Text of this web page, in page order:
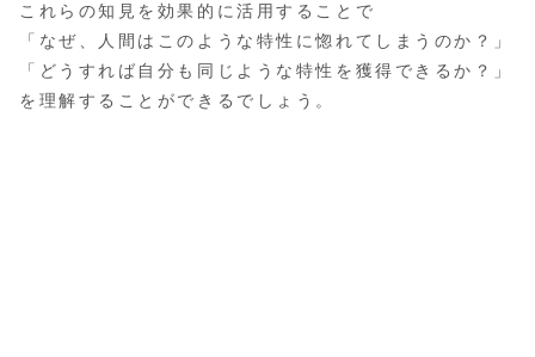
これらの知見を効果的に活用することで
「なぜ、人間はこのような特性に惚れてしまうのか？」
「どうすれば自分も同じような特性を獲得できるか？」
を理解することができるでしょう。